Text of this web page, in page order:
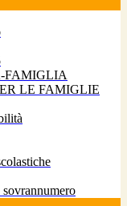
FAMIGLIA
LE FAMIGLIE